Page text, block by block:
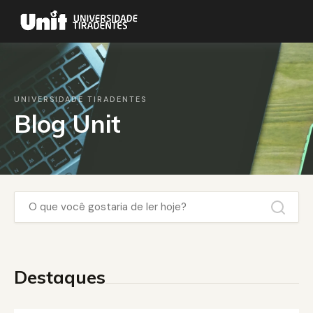
UNIVERSIDADE TIRADENTES
Blog Unit
Destaques